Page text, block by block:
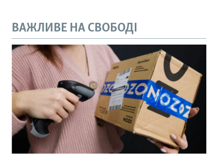
ВАЖЛИВЕ НА СВОБОДІ